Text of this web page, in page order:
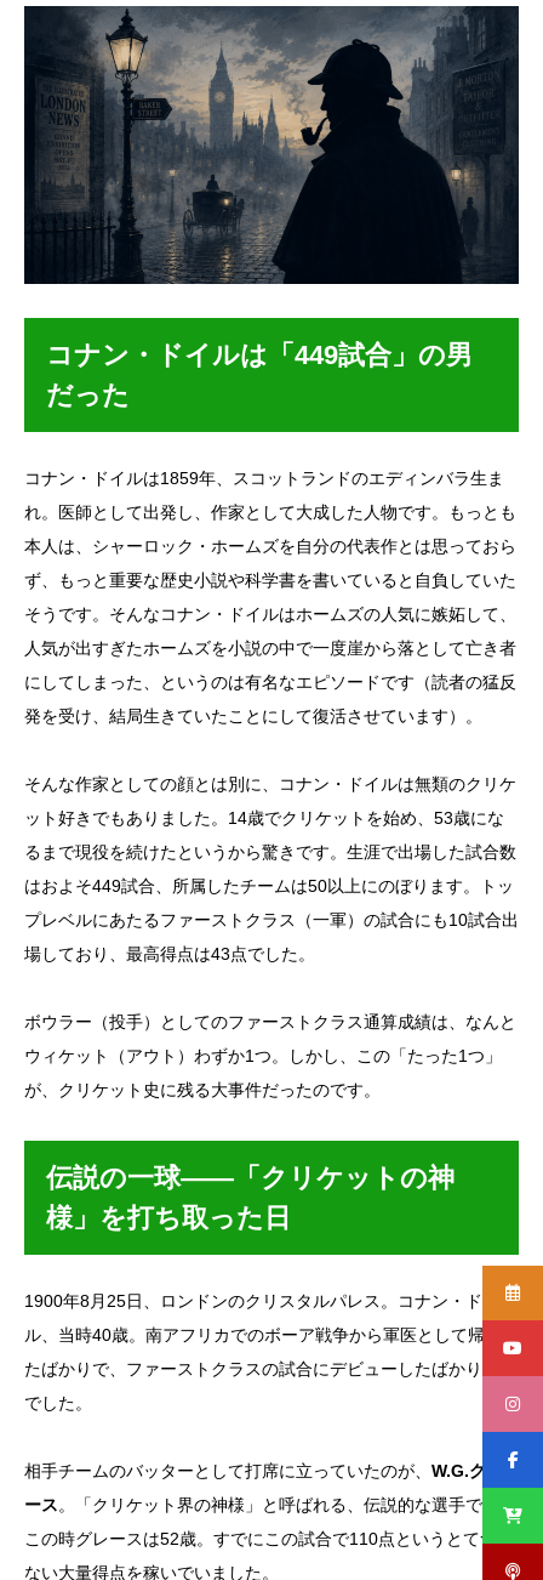
コナン・ドイルは「449試合」の男
だった
コナン・ドイルは1859年、スコットランドのエディンバラ生ま
れ。医師として出発し、作家として大成した人物です。もっとも
本人は、シャーロック・ホームズを自分の代表作とは思っておら
ず、もっと重要な歴史小説や科学書を書いていると自負していた
そうです。そんなコナン・ドイルはホームズの人気に嫉妬して、
人気が出すぎたホームズを小説の中で一度崖から落として亡き者
にしてしまった、というのは有名なエピソードです（読者の猛反
発を受け、結局生きていたことにして復活させています）。
そんな作家としての顔とは別に、コナン・ドイルは無類のクリケ
ット好きでもありました。14歳でクリケットを始め、53歳にな
るまで現役を続けたというから驚きです。生涯で出場した試合数
はおよそ449試合、所属したチームは50以上にのぼります。トッ
プレベルにあたるファーストクラス（一軍）の試合にも10試合出
場しており、最高得点は43点でした。
ボウラー（投手）としてのファーストクラス通算成績は、なんと
ウィケット（アウト）わずか1つ。しかし、この「たった1つ」
が、クリケット史に残る大事件だったのです。
伝説の一球——「クリケットの神
様」を打ち取った日
1900年8月25日、ロンドンのクリスタルパレス。コナン・ドイ
ル、当時40歳。南アフリカでのボーア戦争から軍医として帰国し
たばかりで、ファーストクラスの試合にデビューしたばかりの身
でした。
相手チームのバッターとして打席に立っていたのが、 W.G.グレ
ース。「クリケット界の神様」と呼ばれる、伝説的な選手です。
この時グレースは52歳。すでにこの試合で110点というとてつも
ない大量得点を稼いでいました。